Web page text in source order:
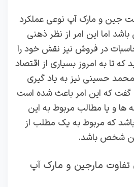
جین و مارک آپ نوعی عملکرد
اما این امر از نظر ذهنی
در فروش نیز نقش خود را
که تا به امروز بسیاری از اقتصاد
محمد حسینی نیز به یاد گیری
گفت که این امر باعث شده است
ها و یا مطالب مربوط به این
که مربوط به یک مطلب از
شخص باشد.
مارجین و مارک آپ